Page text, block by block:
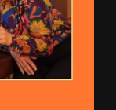
ثبت نام